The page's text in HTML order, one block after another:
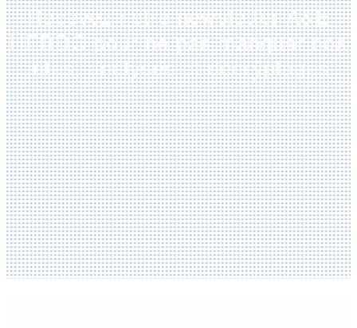
Recevez notre newsletter A&E
HEBDO pour ne pas manquer nos
infos, analyses et décryptages